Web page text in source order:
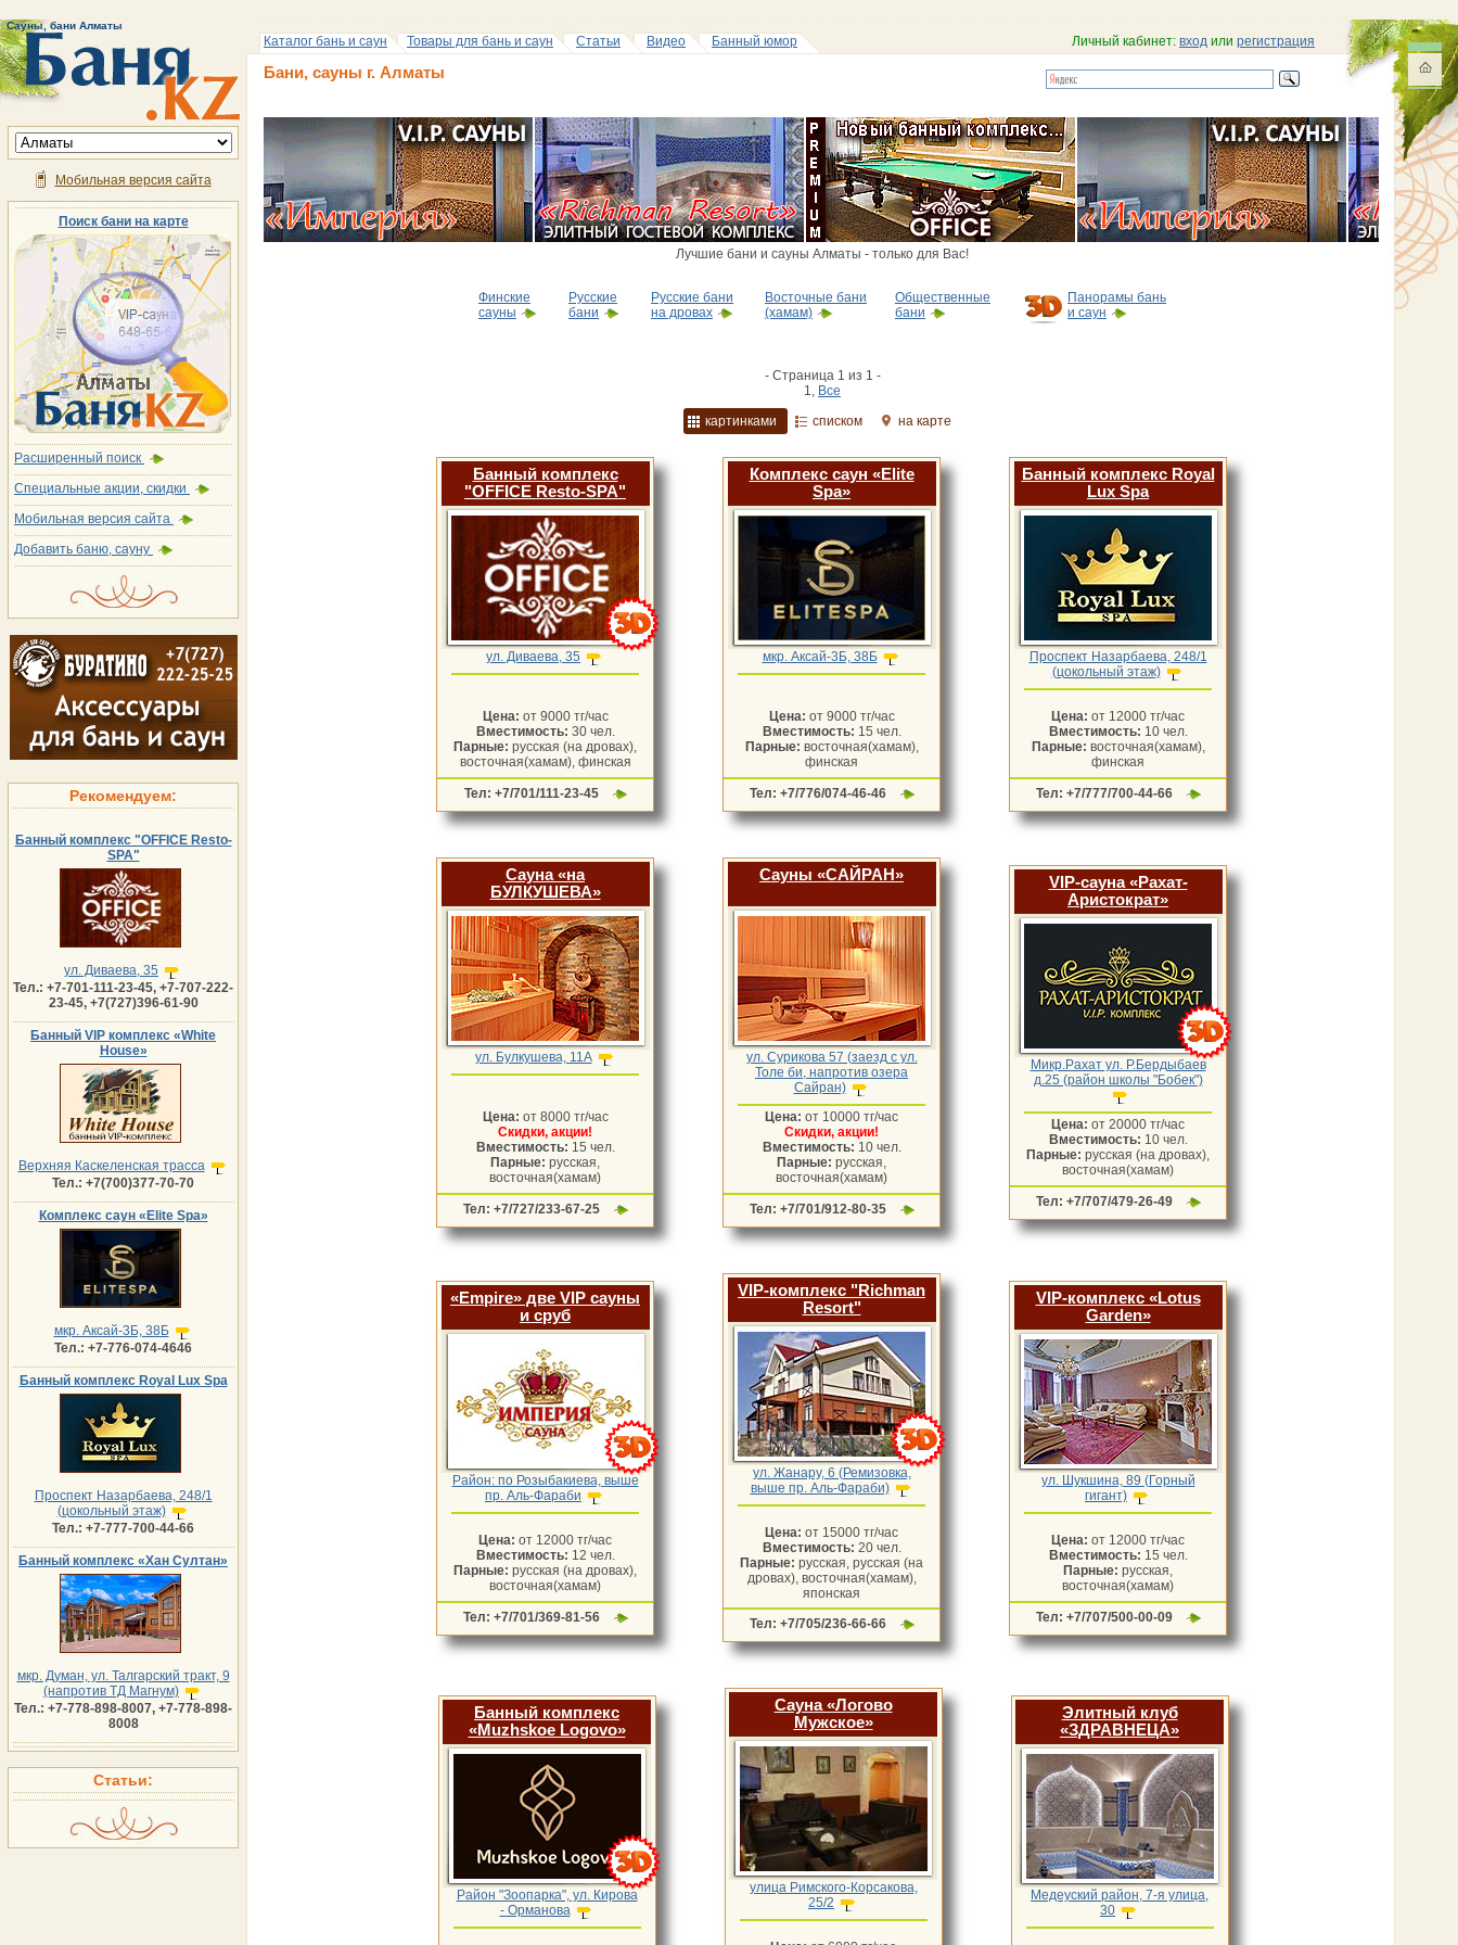
Сауны, бани Алматы
Мобильная версия сайта
Поиск бани на карте
Расширенный поиск
Специальные акции, скидки
Мобильная версия сайта
Добавить баню, сауну
Рекомендуем:
Банный комплекс "OFFICE Resto-
SPA"
ул. Диваева, 35
Тел.: +7-701-111-23-45, +7-707-222-
23-45, +7(727)396-61-90
Банный VIP комплекс «White
House»
Верхняя Каскеленская трасса
Тел.: +7(700)377-70-70
Комплекс саун «Elite Spa»
мкр. Аксай-3Б, 38Б
Тел.: +7-776-074-4646
Банный комплекс Royal Lux Spa
Проспект Назарбаева, 248/1
(цокольный этаж)
Тел.: +7-777-700-44-66
Банный комплекс «Хан Султан»
мкр. Думан, ул. Талгарский тракт, 9
(напротив ТД Магнум)
Тел.: +7-778-898-8007, +7-778-898-
8008
Cтатьи:
Каталог бань и саун Товары для бань и саун Статьи Видео Банный юмор Личный кабинет: вход или регистрация
Бани, сауны г. Алматы
Лучшие бани и сауны Алматы - только для Вас!
Финские
сауны
Русские
бани
Русские бани
на дровах
Восточные бани
(хамам)
Общественные
бани
Панорамы бань
и саун
- Страница 1 из 1 -
1, Все
картинками
списком на карте
Банный комплекс
"OFFICE Resto-SPA"
ул. Диваева, 35
Цена: от 9000 тг/час
Вместимость: 30 чел.
Парные: русская (на дровах),
восточная(хамам), финская
Тел: +7/701/111-23-45
Комплекс саун «Elite
Spa»
мкр. Аксай-3Б, 38Б
Цена: от 9000 тг/час
Вместимость: 15 чел.
Парные: восточная(хамам),
финская
Тел: +7/776/074-46-46
Банный комплекс Royal
Lux Spa
Проспект Назарбаева, 248/1
(цокольный этаж)
Цена: от 12000 тг/час
Вместимость: 10 чел.
Парные: восточная(хамам),
финская
Тел: +7/777/700-44-66
Сауна «на
БУЛКУШЕВА»
ул. Булкушева, 11А
Цена: от 8000 тг/час
Скидки, акции!
Вместимость: 15 чел.
Парные: русская,
восточная(хамам)
Тел: +7/727/233-67-25
Сауны «САЙРАН»
ул. Сурикова 57 (заезд с ул.
Толе би, напротив озера
Сайран)
Цена: от 10000 тг/час
Скидки, акции!
Вместимость: 10 чел.
Парные: русская,
восточная(хамам)
Тел: +7/701/912-80-35
VIP-сауна «Рахат-
Аристократ»
Микр.Рахат ул. Р.Бердыбаев
д.25 (район школы "Бобек")
Цена: от 20000 тг/час
Вместимость: 10 чел.
Парные: русская (на дровах),
восточная(хамам)
Тел: +7/707/479-26-49
«Empire» две VIP сауны
и сруб
Район: по Розыбакиева, выше
пр. Аль-Фараби
Цена: от 12000 тг/час
Вместимость: 12 чел.
Парные: русская (на дровах),
восточная(хамам)
Тел: +7/701/369-81-56
VIP-комплекс "Richman
Resort"
ул. Жанару, 6 (Ремизовка,
выше пр. Аль-Фараби)
Цена: от 15000 тг/час
Вместимость: 20 чел.
Парные: русская, русская (на
дровах), восточная(хамам),
японская
Тел: +7/705/236-66-66
VIP-комплекс «Lotus
Garden»
ул. Шукшина, 89 (Горный
гигант)
Цена: от 12000 тг/час
Вместимость: 15 чел.
Парные: русская,
восточная(хамам)
Тел: +7/707/500-00-09
Банный комплекс
«Muzhskoe Logovo»
Район "Зоопарка", ул. Кирова
- Орманова
Сауна «Логово
Мужское»
улица Римского-Корсакова,
25/2
Элитный клуб
«ЗДРАВНЕЦА»
Медеуский район, 7-я улица,
30